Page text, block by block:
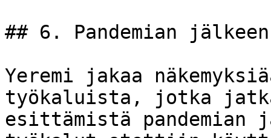
## 6. Pandemian
Yeremi jakaa
työkaluista, jotka
esittämistä